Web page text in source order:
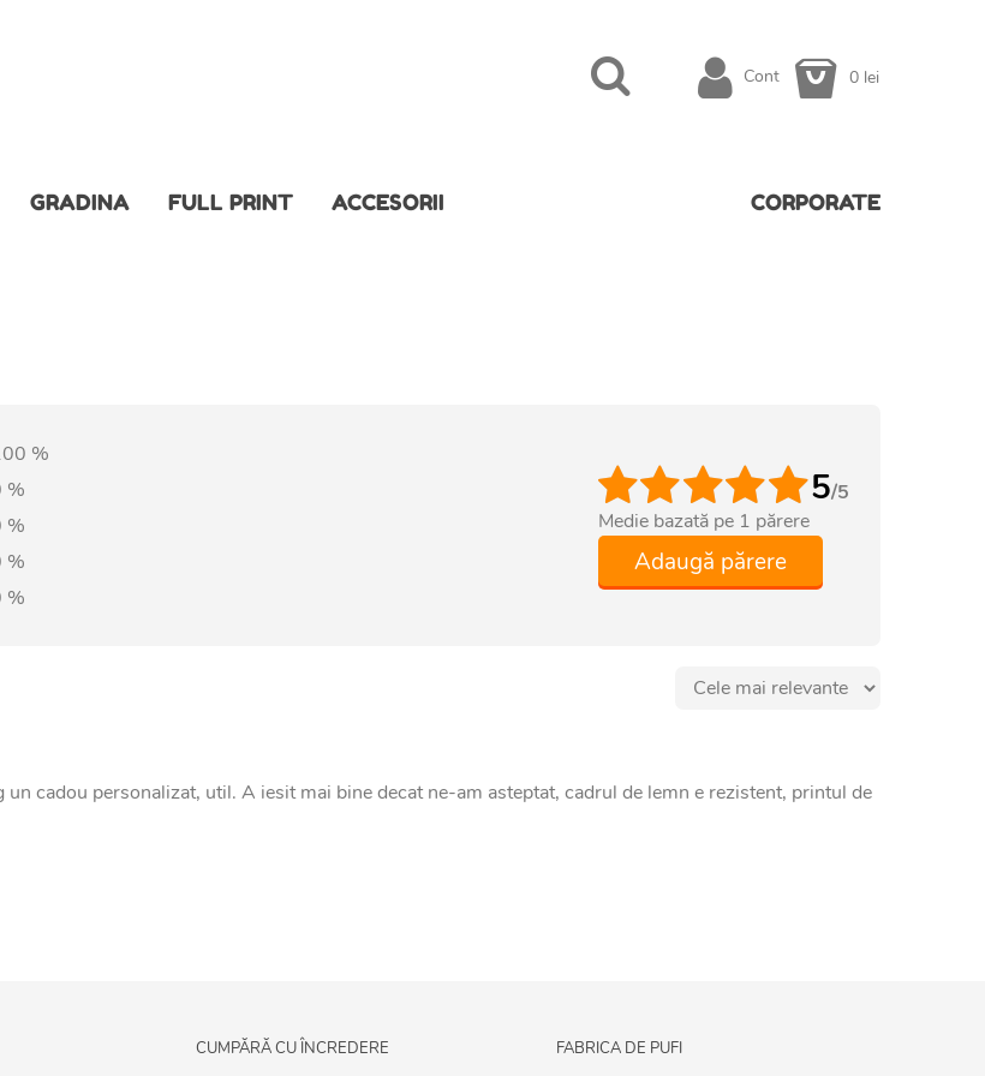
0 lei
Cont
GRADINA FULL PRINT ACCESORII CORPORATE
%
%
%
%
%
5/5
Medie bazată pe 1 părere
Adaugă părere
cadou personalizat, util. A iesit mai bine decat ne-am asteptat, cadrul de lemn e rezistent, printul de
CUMPĂRĂ CU ÎNCREDERE FABRICA DE PUFI